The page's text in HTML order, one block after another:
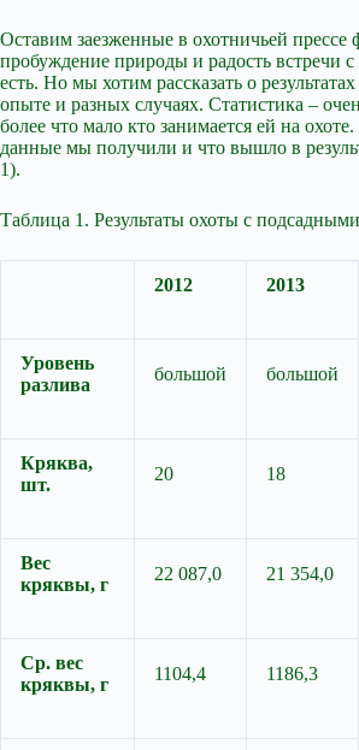
Оставим заезженные в охотничьей прессе
пробуждение природы и радость встречи
есть. Но мы хотим рассказать о
опыте и разных случаях. Статистика –
более что мало кто занимается ей на
данные мы получили и что вышло в
1).
Таблица 1. Результаты охоты с
2012 2013
Уровень
разлива
большой большой
Кряква,
шт.
20 18
Вес
кряквы, г
22 087,0 21 354,0
Ср. вес
кряквы, г
1104,4 1186,3